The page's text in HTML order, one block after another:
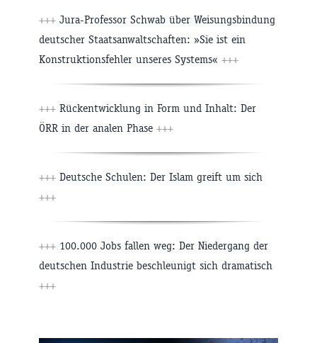
+++ Jura-Professor Schwab über Weisungsbindung
deutscher Staatsanwaltschaften: »Sie ist ein
Konstruktionsfehler unseres Systems« +++
+++ Rückentwicklung in Form und Inhalt: Der
ÖRR in der analen Phase +++
+++ Deutsche Schulen: Der Islam greift um sich
+++
+++ 100.000 Jobs fallen weg: Der Niedergang der
deutschen Industrie beschleunigt sich dramatisch
+++